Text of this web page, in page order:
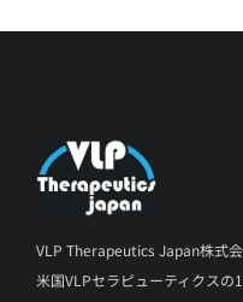
VLP Therapeutics Japan株式
米国VLPセラピューティクスの